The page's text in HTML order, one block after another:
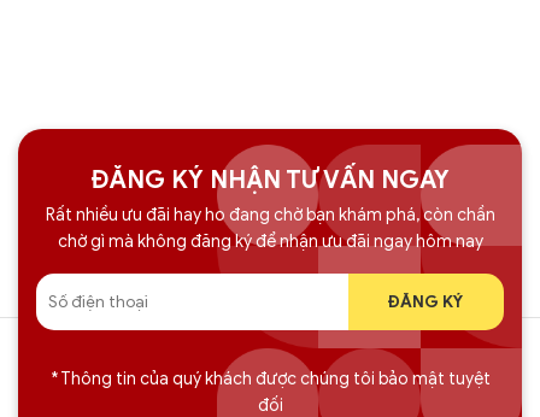
ĐĂNG KÝ NHẬN TƯ VẤN NGAY
Rất nhiều ưu đãi hay ho đang chờ bạn khám phá, còn chần
chờ gì mà không đăng ký để nhận ưu đãi ngay hôm nay
* Thông tin của quý khách được chúng tôi bảo mật tuyệt
đối